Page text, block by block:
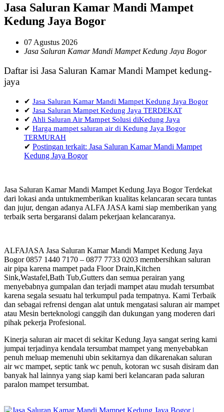
Jasa Saluran Kamar Mandi Mampet
Kedung Jaya Bogor
07 Agustus 2026
Jasa Saluran Kamar Mandi Mampet Kedung Jaya Bogor
Daftar isi Jasa Saluran Kamar Mandi Mampet kedung-
jaya
✔ Jasa Saluran Kamar Mandi Mampet Kedung Jaya Bogor
✔ Jasa Saluran Mampet Kedung Jaya TERDEKAT
✔ Ahli Saluran Air Mampet Solusi diKedung Jaya
✔ Harga mampet saluran air di Kedung Jaya Bogor
TERMURAH
✔ Postingan terkait: Jasa Saluran Kamar Mandi Mampet
Kedung Jaya Bogor
Jasa Saluran Kamar Mandi Mampet Kedung Jaya Bogor Terdekat
dari lokasi anda untukmemberikan kualitas kelancaran secara tuntas
dan jujur, dengan adanya ALFA JASA kami siap memberikan yang
terbaik serta bergaransi dalam pekerjaan kelancaranya.
ALFAJASA Jasa Saluran Kamar Mandi Mampet Kedung Jaya
Bogor 0857 1440 7170 – 0877 7733 0203 membersihkan saluran
air pipa karena mampet pada Floor Drain,Kitchen
Sink,Wastafel,Bath Tub,Gutters dan semua perairan yang
menyebabnya gumpalan dan terjadi mampet atau mudah tersumbat
karena segala sesuatu hal terkumpul pada tempatnya. Kami Terbaik
dan sebagai refrensi dengan alat untuk mengatasi saluran air mampet
atau Mesin berteknologi canggih dan dukungan yang moderen dari
pihak pekerja Profesional.
Kinerja saluran air macet di sekitar Kedung Jaya sangat sering kami
jumpai terjadinya kendala tersumbat mampet yang menyebabkan
penuh meluap memenuhi ubin sekitarnya dan dikarenakan saluran
air wc mampet, septic tank wc penuh, kotoran wc susah disiram dan
banyak hal lainnya yang siap kami beri kelancaran pada saluran
paralon mampet tersumbat.